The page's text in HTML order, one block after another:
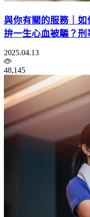
與你有關的服務｜
拚一生心血被騙？刑
2025.04.13
48,145